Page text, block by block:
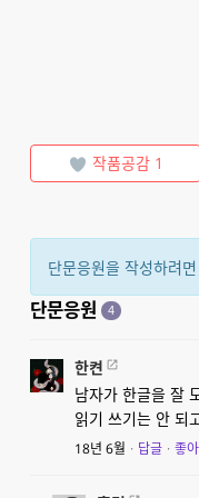
작품공감 1
단문응원을 작성하려면
단문응원 4
한켠
남자가 한글을 잘
읽기 쓰기는 안 되
18년 6월 · 답글 · 좋